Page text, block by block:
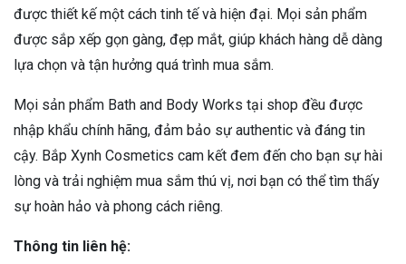
được thiết kế một cách tinh tế và hiện đại. Mọi sản phẩm
được sắp xếp gọn gàng, đẹp mắt, giúp khách hàng dễ dàng
lựa chọn và tận hưởng quá trình mua sắm.
Mọi sản phẩm Bath and Body Works tại shop đều được
nhập khẩu chính hãng, đảm bảo sự authentic và đáng tin
cậy. Bắp Xynh Cosmetics cam kết đem đến cho bạn sự hài
lòng và trải nghiệm mua sắm thú vị, nơi bạn có thể tìm thấy
sự hoàn hảo và phong cách riêng.
Thông tin liên hệ: